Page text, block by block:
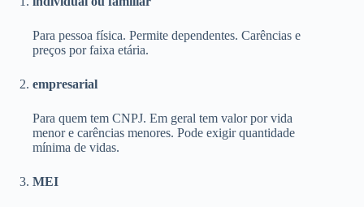
Para pessoa física. Permite dependentes. Carências e
preços por faixa etária.
empresarial
Para quem tem CNPJ. Em geral tem valor por vida
menor e carências menores. Pode exigir quantidade
mínima de vidas.
MEI